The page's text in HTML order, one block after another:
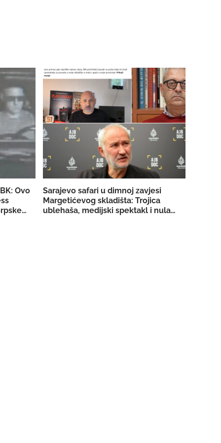
Ovo
za
Sarajevo safari u dimnoj zavjesi
Margetićevog skladišta: Trojica
ublehaša, medijski spektakl i nula